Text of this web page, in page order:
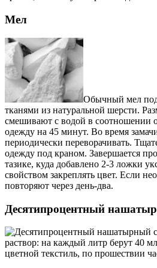
Мел
Обычный мел
тканями из натуральной шерсти.
смешивают с водой в соотношении
одежду на 45 минут. Во время
периодически переворачивать.
одежду под краном. Завершается
тазике, куда добавлено 2-3 ложки
свойством закреплять цвет. Если
повторяют через день-два.
Десятипроцентный
раствор: на каждый литр берут 40
цветной текстиль, по прошествии